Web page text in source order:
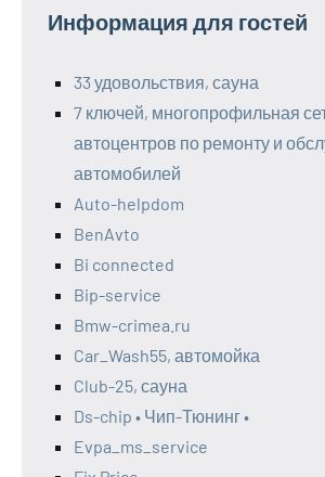
Информация для гостей
33 удовольствия, сауна
7 ключей, многопрофильная
автоцентров по ремонту и
автомобилей
Auto-helpdom
BenAvto
Bi connected
Bip-service
Bmw-crimea.ru
Car_Wash55, автомойка
Club-25, сауна
Ds-chip • Чип-Тюнинг •
Evpa_ms_service